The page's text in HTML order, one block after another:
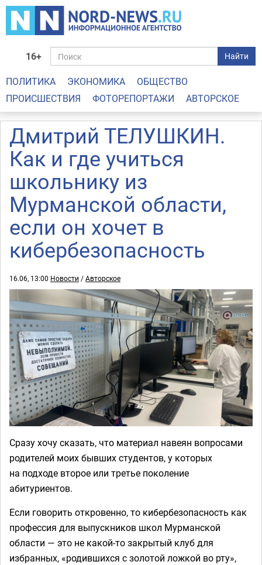
16+ Найти
ПОЛИТИКА ЭКОНОМИКА
ОБЩЕСТВО
ПРОИСШЕСТВИЯ
ФОТОРЕПОРТАЖИ АВТОРСКОЕ
Дмитрий ТЕЛУШКИН.
Как и где учиться
школьнику из
Мурманской области,
если он хочет в
кибербезопасность
16.06, 13:00 Новости /Авторское
Сразу хочу сказать, что материал навеян вопросами
родителей моих бывших студентов, у которых
на подходе второе или третье поколение
абитуриентов.
Если говорить откровенно, то кибербезопасность как
профессия для выпускников школ Мурманской
области — это не какой-то закрытый клуб для
избранных, «родившихся с золотой ложкой во рту»,